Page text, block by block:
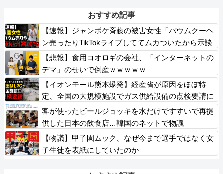
おすすめ記事
【速報】ジャンポケ斉藤の被害女性「バウムクーヘ
ン売ったりTikTokライブしててムカついたから示談
しなかった」
【悲報】食用コオロギの会社、「インターネットの
デマ」のせいで倒産ｗｗｗｗｗ
【イオンモール熊本爆発】経産省が原因をほぼ特
定、全国の大規模施設でガス供給設備の点検要請に
まで発展する事態に・・・
客が使ったビールジョッキを水だけですすいで再提
供した日本の飲食店…韓国のネットで物議
【物議】甲子園ムック、なぜ今まで選手ではなく女
子生徒を表紙にしていたのか